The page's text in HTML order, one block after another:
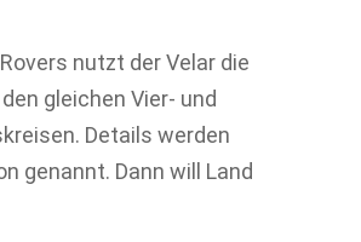
nutzt der Velar die
gleichen Vier- und
Details werden
genannt. Dann will Land